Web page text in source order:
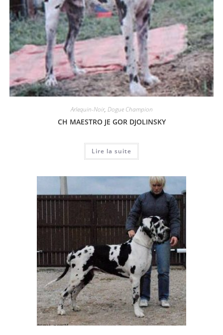
Arlequin-Noir, Dogue Champion
CH MAESTRO JE GOR DJOLINSKY
Lire la suite